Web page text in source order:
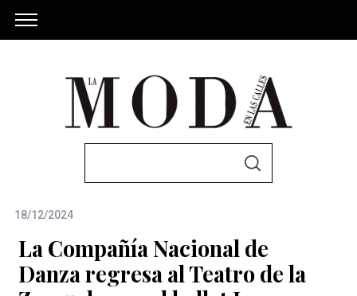
c
f
S
18/12/2024
La Compañía Nacional de
Danza regresa al Teatro de la